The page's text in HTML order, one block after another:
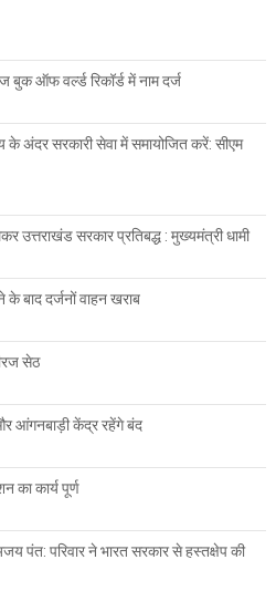
बुक ऑफ वर्ल्ड रिकॉर्ड में नाम दर्ज
अंदर सरकारी सेवा में समायोजित करें: सीएम
सरकार प्रतिबद्ध : मुख्यमंत्री धामी
बाद दर्जनों वाहन खराब
सेठ
आंगनबाड़ी केंद्र रहेंगे बंद
का कार्य पूर्ण
पंत: परिवार ने भारत सरकार से हस्तक्षेप की